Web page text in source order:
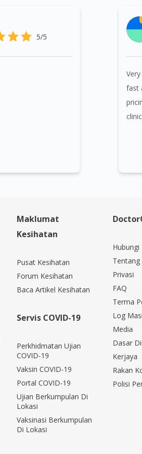
5/5
fast
Maklumat
Kesihatan
Pusat Kesihatan
Forum Kesihatan
Baca Artikel Kesihatan
Servis COVID-19
Perkhidmatan Ujian
COVID-19
Vaksin COVID-19
Portal COVID-19
Ujian Berkumpulan Di
Lokasi
Vaksinasi Berkumpulan
Di Lokasi
Hubungi
Tentang
Privasi
FAQ
Terma
Log
Media
Dasar
Kerjaya
Rakan
Polisi